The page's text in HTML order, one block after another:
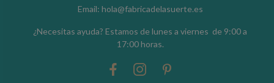
Email: hola@fabricadelasuerte.es
¿Necesitas ayuda? Estamos de lunes a viernes de 9:00 a
17:00 horas.